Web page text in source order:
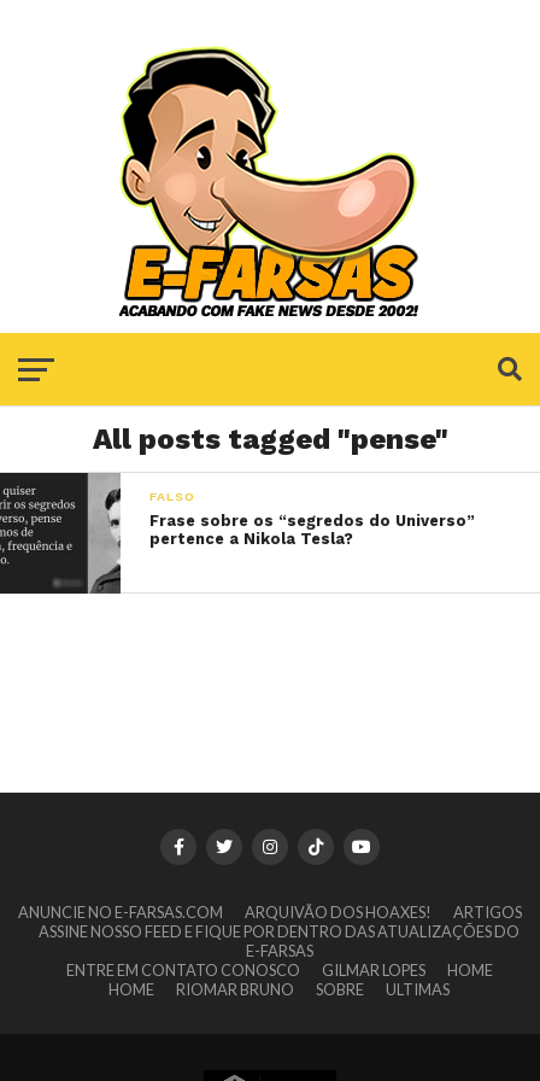
All posts tagged "pense"
FALSO
Frase sobre os “segredos do Universo”
pertence a Nikola Tesla?
ANUNCIE NO E-FARSAS.COM ARQUIVÃO DOS HOAXES!
ARTIGOS
ASSINE NOSSO FEED E FIQUE POR DENTRO DAS ATUALIZAÇÕES DO
E-FARSAS
ENTRE EM CONTATO CONOSCO
GILMAR LOPES
HOME
HOME
RIOMAR BRUNO SOBRE ULTIMAS